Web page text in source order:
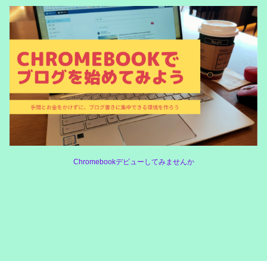
Chromebookデビューしてみませんか